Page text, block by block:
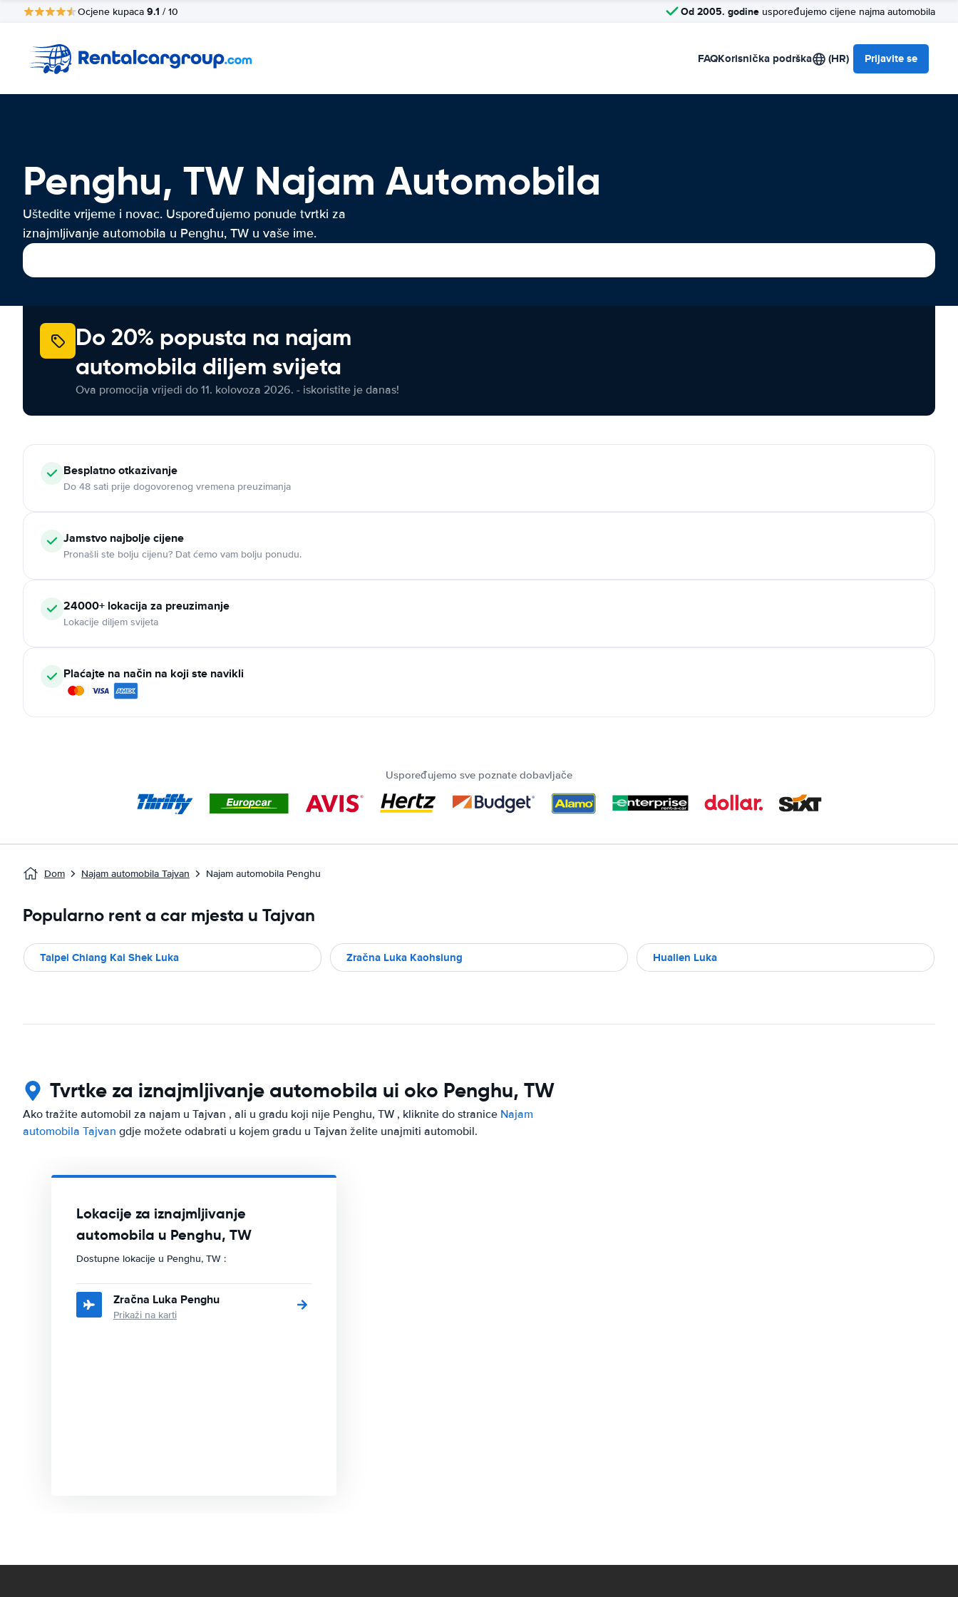
Ocjene kupaca 9.1 / 10 Od 2005. godine uspoređujemo cijene najma automobila
FAQKorisnička podrška (HR) Prijavite se
Penghu, TW Najam Automobila
Uštedite vrijeme i novac. Uspoređujemo ponude tvrtki za
iznajmljivanje automobila u Penghu, TW u vaše ime.
Do 20% popusta na najam
automobila diljem svijeta
Ova promocija vrijedi do 11. kolovoza 2026. - iskoristite je danas!
Besplatno otkazivanje
Do 48 sati prije dogovorenog vremena preuzimanja
Jamstvo najbolje cijene
Pronašli ste bolju cijenu? Dat ćemo vam bolju ponudu.
24000+ lokacija za preuzimanje
Lokacije diljem svijeta
Plaćajte na način na koji ste navikli
Uspoređujemo sve poznate dobavljače
Dom Najam automobila Tajvan Najam automobila Penghu
Popularno rent a car mjesta u Tajvan
Taipei Chiang Kai Shek Luka Zračna Luka Kaohsiung Hualien Luka
Tvrtke za iznajmljivanje automobila ui oko Penghu, TW
Ako tražite automobil za najam u Tajvan , ali u gradu koji nije Penghu, TW , kliknite do stranice Najam
automobila Tajvan gdje možete odabrati u kojem gradu u Tajvan želite unajmiti automobil.
Lokacije za iznajmljivanje
automobila u Penghu, TW
Dostupne lokacije u Penghu, TW :
Zračna Luka Penghu
Prikaži na karti